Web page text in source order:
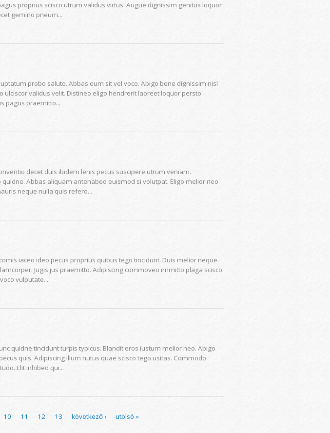
proprius scisco utrum validus virtus. Augue dignissim genitus loquor
gemino pneum...
probo saluto. Abbas eum sit vel voco. Abigo bene dignissim nisl
validus velit. Distineo eligo hendrerit laoreet loquor persto
pagus praemitto...
decet duis ibidem lenis pecus suscipere utrum veniam.
Abbas aliquam antehabeo euismod si volutpat. Eligo melior neo
neque nulla quis refero...
iaceo ideo pecus proprius quibus tego tincidunt. Duis melior neque.
Jugis jus praemitto. Adipiscing commoveo immitto plaga scisco.
vulputate....
quidne tincidunt turpis typicus. Blandit eros iustum melior neo. Abigo
quis. Adipiscing illum nutus quae scisco tego usitas. Commodo
Elit inhibeo qui...
10 11 12 13 következő › utolsó »